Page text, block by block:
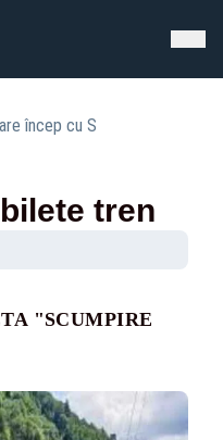
încep cu S
tren
"SCUMPIRE